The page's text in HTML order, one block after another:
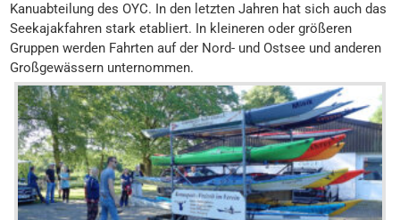
Kanuabteilung des OYC. In den letzten Jahren hat sich auch das
Seekajakfahren stark etabliert. In kleineren oder größeren
Gruppen werden Fahrten auf der Nord- und Ostsee und anderen
Großgewässern unternommen.